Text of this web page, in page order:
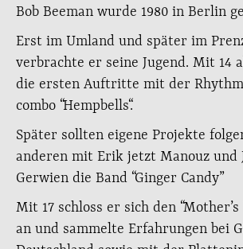
Bob Beeman wurde 1980 in Berlin
Erst im Umland und später im
verbrachte er seine Jugend. Mit 14
die ersten Auftritte mit der
combo “Hempbells“.
Später sollten eigene Projekte
anderen mit Erik jetzt Manouz und
Gerwien die Band “Ginger Candy”
Mit 17 schloss er sich den
an und sammelte Erfahrungen bei